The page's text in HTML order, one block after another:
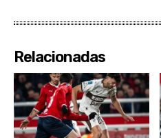
Relacionadas